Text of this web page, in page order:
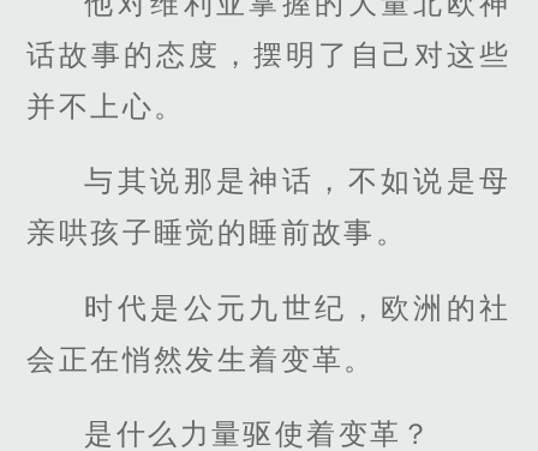
话故事的态度，摆明了自己对这些
并不上心。
与其说那是神话，不如说是母
亲哄孩子睡觉的睡前故事。
时代是公元九世纪，欧洲的社
会正在悄然发生着变革。
是什么力量驱使着变革？